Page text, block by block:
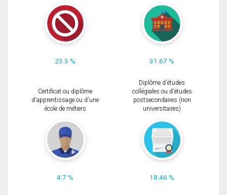
23.3 % 31.67 %
Certificat ou diplôme
d'apprentissage ou d'une
école de métiers
4.7 %
Diplôme d'études
collégiales ou d'études
postsecondaires (non
universitaires)
18.46 %